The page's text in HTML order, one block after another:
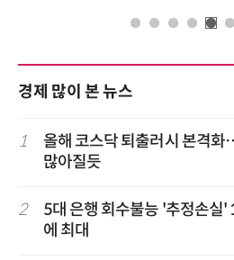
경제 많이 본 뉴스
1
올해 코스닥 퇴출러시 본격
많아질듯
2
5대 은행 회수불능 '추정손
에 최대